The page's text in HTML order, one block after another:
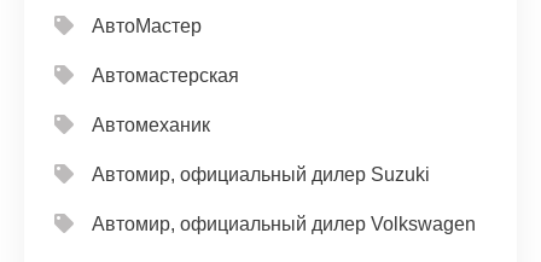
АвтоМастер
Автомастерская
Автомеханик
Автомир, официальный дилер Suzuki
Автомир, официальный дилер Volkswagen